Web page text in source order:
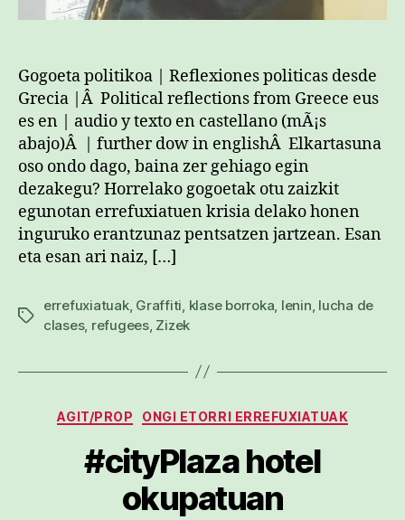
Gogoeta politikoa | Reflexiones politicas desde
Grecia |Â Political reflections from Greece eus
es en | audio y texto en castellano (mÃ¡s
abajo)Â | further dow in englishÂ Elkartasuna
oso ondo dago, baina zer gehiago egin
dezakegu? Horrelako gogoetak otu zaizkit
egunotan errefuxiatuen krisia delako honen
inguruko erantzunaz pentsatzen jartzean. Esan
eta esan ari naiz, […]
Etiketak
errefuxiatuak, Graffiti, klase borroka, lenin, lucha de
clases, refugees, Zizek
Kategoriak
AGIT/PROP ONGI ETORRI ERREFUXIATUAK
#cityPlaza hotel
okupatuan